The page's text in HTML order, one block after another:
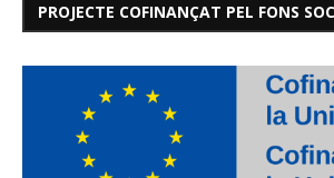
PROJECTE COFINANÇAT PEL FONS